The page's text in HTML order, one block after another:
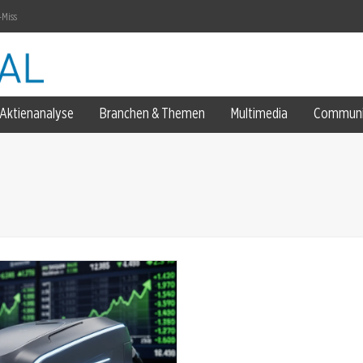
Aktienanalyse Branchen & Themen Multimedia